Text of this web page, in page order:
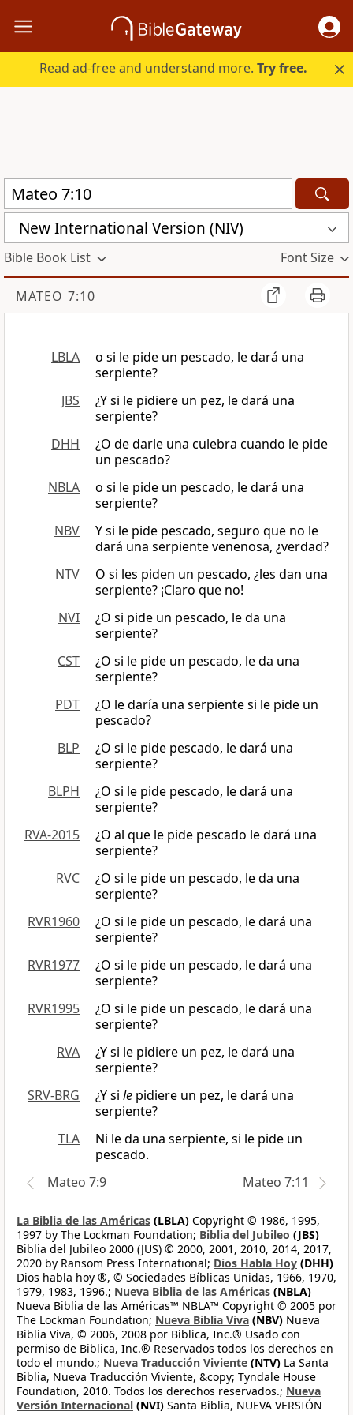
Read ad-free and understand more.Try free.
New International Version (NIV)
Bible Book List Font Size
MATEO 7:10
LBLA
o si le pide un pescado, le dará una
serpiente?
JBS
¿Y si le pidiere un pez, le dará una
serpiente?
DHH
¿O de darle una culebra cuando le pide
un pescado?
NBLA
o si le pide un pescado, le dará una
serpiente?
NBV
Y si le pide pescado, seguro que no le
dará una serpiente venenosa, ¿verdad?
NTV
O si les piden un pescado, ¿les dan una
serpiente? ¡Claro que no!
NVI
¿O si pide un pescado, le da una
serpiente?
CST
¿O si le pide un pescado, le da una
serpiente?
PDT
¿O le daría una serpiente si le pide un
pescado?
BLP
¿O si le pide pescado, le dará una
serpiente?
BLPH
¿O si le pide pescado, le dará una
serpiente?
RVA-2015
¿O al que le pide pescado le dará una
serpiente?
RVC
¿O si le pide un pescado, le da una
serpiente?
RVR1960
¿O si le pide un pescado, le dará una
serpiente?
RVR1977
¿O si le pide un pescado, le dará una
serpiente?
RVR1995
¿O si le pide un pescado, le dará una
serpiente?
RVA
¿Y si le pidiere un pez, le dará una
serpiente?
SRV-BRG
¿Y si le pidiere un pez, le dará una
serpiente?
TLA
Ni le da una serpiente, si le pide un
pescado.
Mateo 7:9
Mateo 7:11
La Biblia de las Américas (LBLA) Copyright © 1986, 1995,
1997 by The Lockman Foundation; Biblia del Jubileo (JBS)
Biblia del Jubileo 2000 (JUS) © 2000, 2001, 2010, 2014, 2017,
2020 by Ransom Press International; Dios Habla Hoy (DHH)
Dios habla hoy ®, © Sociedades Bíblicas Unidas, 1966, 1970,
1979, 1983, 1996.; Nueva Biblia de las Américas (NBLA)
Nueva Biblia de las Américas™ NBLA™ Copyright © 2005 por
The Lockman Foundation; Nueva Biblia Viva (NBV) Nueva
Biblia Viva, © 2006, 2008 por Biblica, Inc.® Usado con
permiso de Biblica, Inc.® Reservados todos los derechos en
todo el mundo.; Nueva Traducción Viviente (NTV) La Santa
Biblia, Nueva Traducción Viviente, &copy; Tyndale House
Foundation, 2010. Todos los derechos reservados.; Nueva
Versión Internacional (NVI) Santa Biblia, NUEVA VERSIÓN